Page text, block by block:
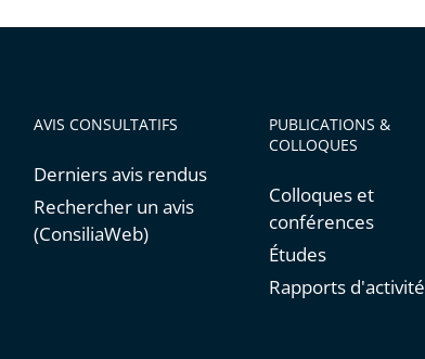
AVIS CONSULTATIFS
Derniers avis rendus
Rechercher un avis
(ConsiliaWeb)
PUBLICATIONS &
COLLOQUES
Colloques et
conférences
Études
Rapports d'activité